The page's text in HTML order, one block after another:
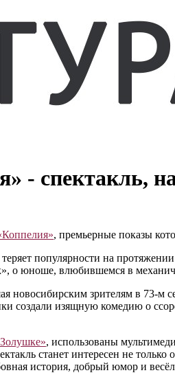
- спектакль,
, премьерные показы
популярности на
о юноше, влюбившемся в
новосибирским зрителям в 73-м
создали изящную комедию о
, использованы
станет интересен не
история, добрый юмор и